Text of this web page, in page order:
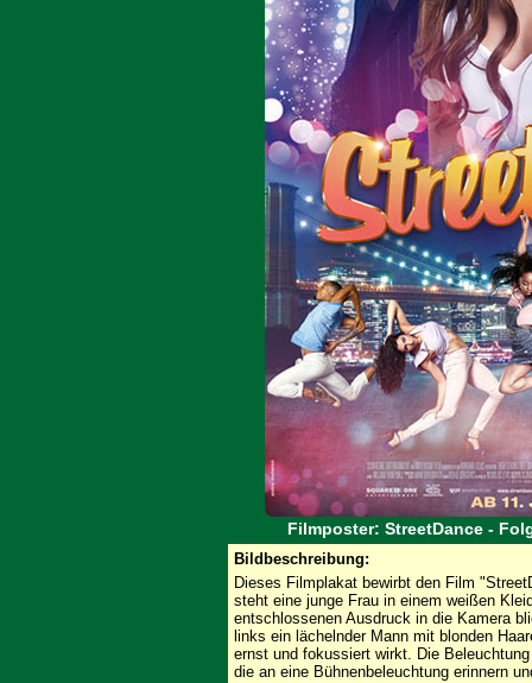
Filmposter: StreetDance -
Bildbeschreibung:
Dieses Filmplakat bewirbt den Film
steht eine junge Frau in einem weißen
entschlossenen Ausdruck in die Kamera
links ein lächelnder Mann mit blonden
ernst und fokussiert wirkt. Die
die an eine Bühnenbeleuchtung erinnern